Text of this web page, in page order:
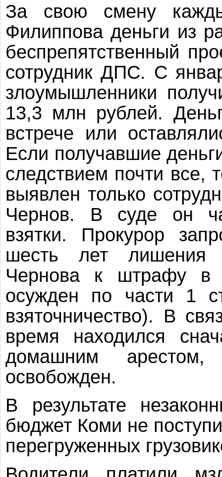
За свою смену
Филиппова деньги из
беспрепятственный
сотрудник ДПС. С
злоумышленники
13,3 млн рублей.
встрече или
Если получавшие
следствием почти все,
выявлен только
Чернов. В суде он
взятки. Прокурор
шесть лет лишения
Чернова к штрафу в
осужден по части 1
взяточничество). В
время находился
домашним
освобожден.
В результате
бюджет Коми не
перегруженных